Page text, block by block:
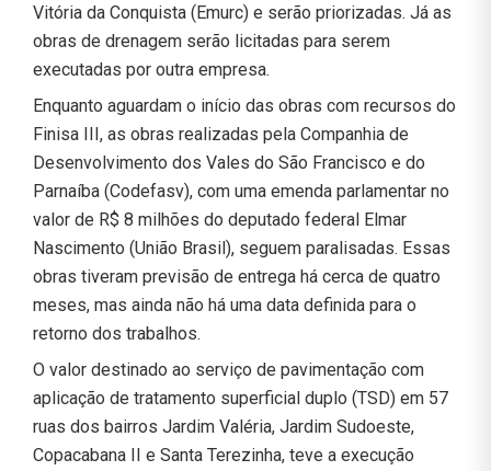
Vitória da Conquista (Emurc) e serão priorizadas. Já as
obras de drenagem serão licitadas para serem
executadas por outra empresa.
Enquanto aguardam o início das obras com recursos do
Finisa III, as obras realizadas pela Companhia de
Desenvolvimento dos Vales do São Francisco e do
Parnaíba (Codefasv), com uma emenda parlamentar no
valor de R$ 8 milhões do deputado federal Elmar
Nascimento (União Brasil), seguem paralisadas. Essas
obras tiveram previsão de entrega há cerca de quatro
meses, mas ainda não há uma data definida para o
retorno dos trabalhos.
O valor destinado ao serviço de pavimentação com
aplicação de tratamento superficial duplo (TSD) em 57
ruas dos bairros Jardim Valéria, Jardim Sudoeste,
Copacabana II e Santa Terezinha, teve a execução